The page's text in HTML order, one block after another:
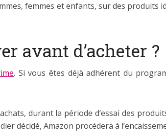
femmes et enfants, sur des produits
avant d’acheter ?
. Si vous êtes déjà adhérent du
durant la période d’essai des
décidé, Amazon procédera à